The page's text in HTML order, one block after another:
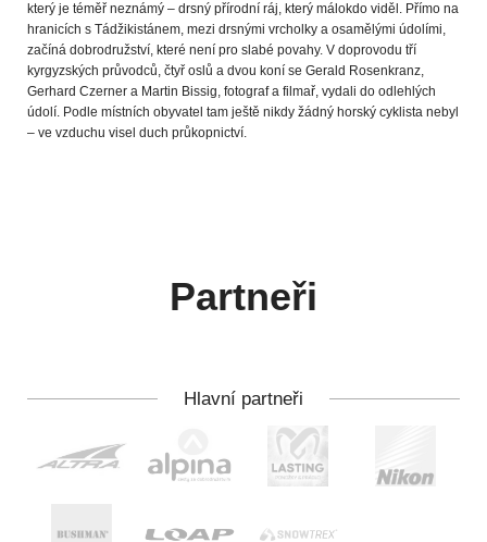
který je téměř neznámý – drsný přírodní ráj, který málokdo viděl. Přímo na
hranicích s Tádžikistánem, mezi drsnými vrcholky a osamělými údolími,
začíná dobrodružství, které není pro slabé povahy. V doprovodu tří
kyrgyzských průvodců, čtyř oslů a dvou koní se Gerald Rosenkranz,
Gerhard Czerner a Martin Bissig, fotograf a filmař, vydali do odlehlých
údolí. Podle místních obyvatel tam ještě nikdy žádný horský cyklista nebyl
– ve vzduchu visel duch průkopnictví.
Partneři